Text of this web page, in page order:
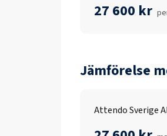
27 600 kr
Jämförelse
Attendo Sverige